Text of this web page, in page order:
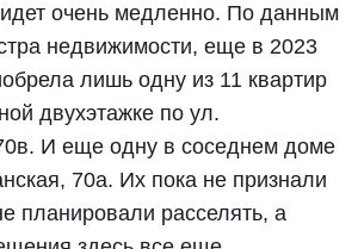
очень медленно. По данным
недвижимости, еще в 2023
лишь одну из 11 квартир
двухэтажке по ул.
И еще одну в соседнем доме
70а. Их пока не признали
планировали расселять, а